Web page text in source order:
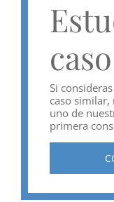
caso
Si
caso similar,
uno de
primera